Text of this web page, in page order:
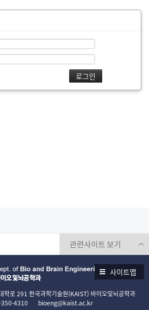
관프로그램
사이트맵
학로 291 한국과학기술원(KAIST) 바이오및뇌공학과
4310 bioeng@kaist.ac.kr